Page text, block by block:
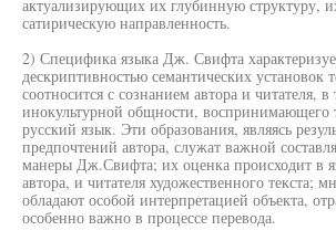
актуализирующих их глубинную структуру,
сатирическую направленность.
2) Специфика языка Дж. Свифта
дескриптивностью семантических установок
соотносится с сознанием автора и читателя,
инокультурной общности, воспринимающего
русский язык. Эти образования, являясь
предпочтений автора, служат важной
манеры Дж.Свифта; их оценка происходит в
автора, и читателя художественного текста;
обладают особой интерпретацией объекта,
особенно важно в процессе перевода.